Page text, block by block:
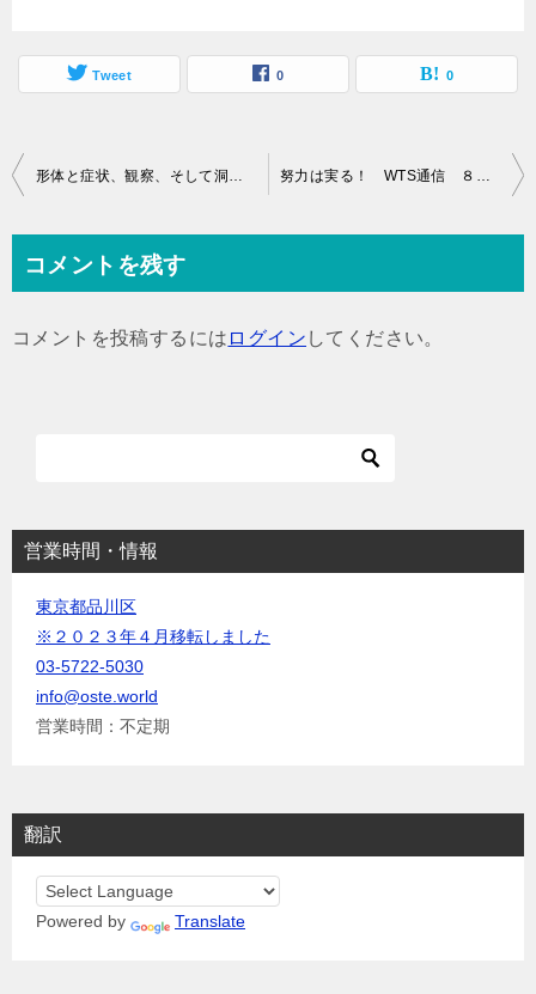
Tweet 0 0
投
ビ
形体と症状、観察、そして洞察力 シリーズ・オステオパシー 努力は実る！ WTS通信 ８６３
コメントを残す
コメントを投稿するには ログイン してください。
営業時間・情報
東京都品川区
※２０２３年４月移転しました
03-5722-5030
info@oste.world
営業時間：不定期
翻訳
Powered by Translate